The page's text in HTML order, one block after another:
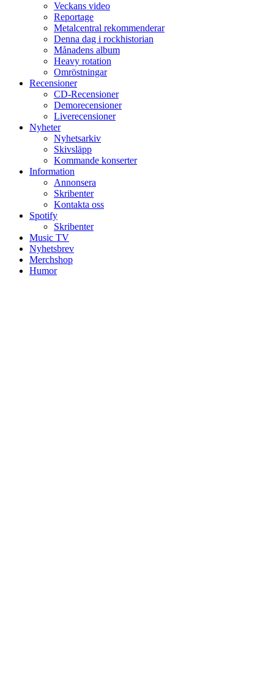
Veckans video
Reportage
Metalcentral rekommenderar
Denna dag i rockhistorian
Månadens album
Heavy rotation
Omröstningar
Recensioner
CD-Recensioner
Demorecensioner
Liverecensioner
Nyheter
Nyhetsarkiv
Skivsläpp
Kommande konserter
Information
Annonsera
Skribenter
Kontakta oss
Spotify
Skribenter
Music TV
Nyhetsbrev
Merchshop
Humor